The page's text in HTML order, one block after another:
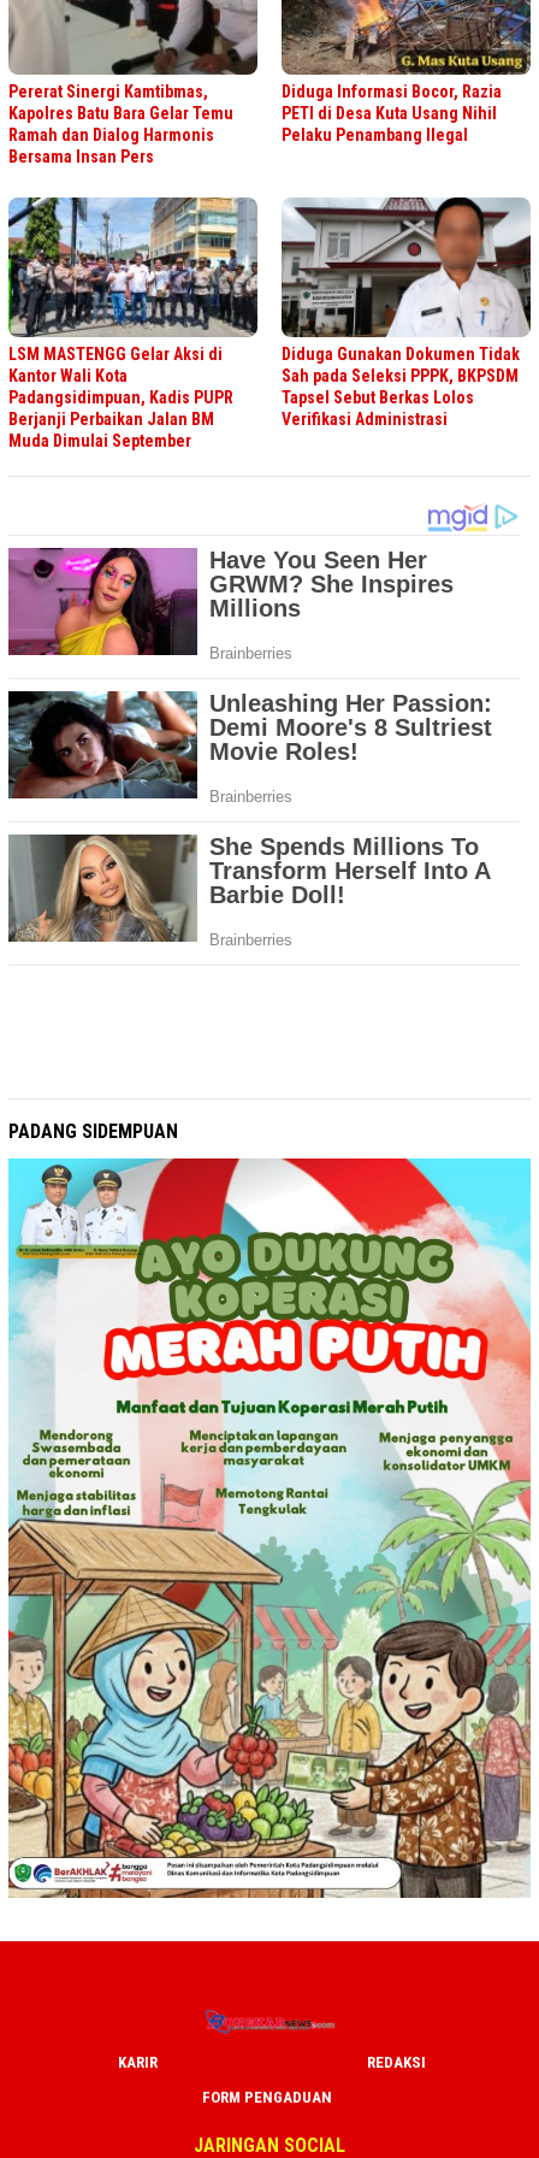
Pererat Sinergi Kamtibmas,
Kapolres Batu Bara Gelar Temu
Ramah dan Dialog Harmonis
Bersama Insan Pers
Diduga Informasi Bocor, Razia
PETI di Desa Kuta Usang Nihil
Pelaku Penambang Ilegal
LSM MASTENGG Gelar Aksi di
Kantor Wali Kota
Padangsidimpuan, Kadis PUPR
Berjanji Perbaikan Jalan BM
Muda Dimulai September
Diduga Gunakan Dokumen Tidak
Sah pada Seleksi PPPK, BKPSDM
Tapsel Sebut Berkas Lolos
Verifikasi Administrasi
PADANG SIDEMPUAN
KARIR
REDAKSI
FORM PENGADUAN
JARINGAN SOCIAL